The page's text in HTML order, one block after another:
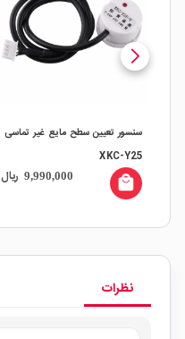
سنسور تعیین سطح مایع غیر تماسی
XKC-Y25
9,990,000 ریال local_mall
نظرات